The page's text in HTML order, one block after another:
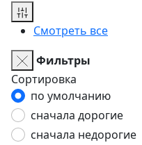
Смотреть все
Фильтры
Сортировка
по умолчанию
сначала дорогие
сначала недорогие